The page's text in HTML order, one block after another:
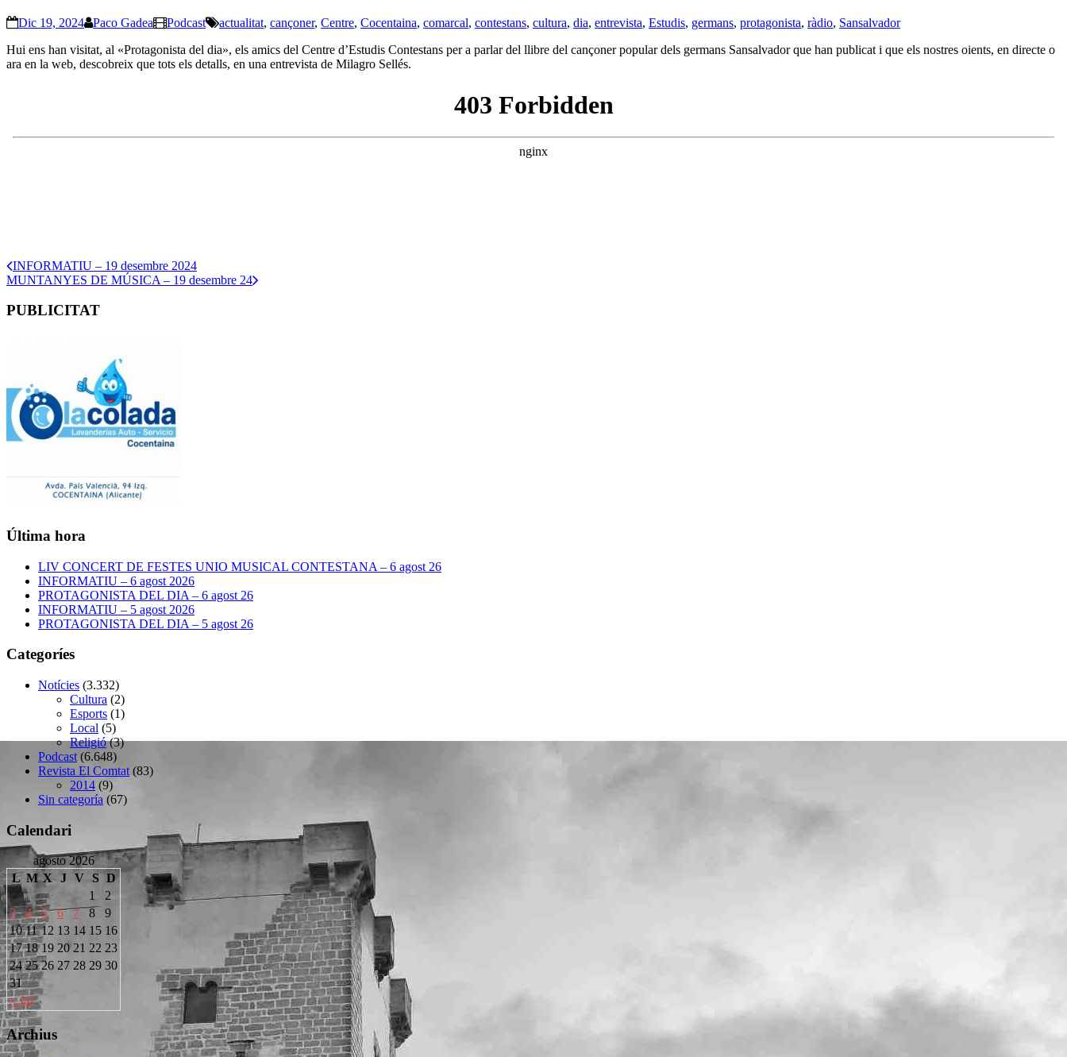
Dic 19, 2024 Paco Gadea Podcast actualitat, cançoner, Centre, Cocentaina, comarcal, contestans, cultura, dia, entrevista, Estudis, germans, protagonista, ràdio, Sansalvador
Hui ens han visitat, al «Protagonista del dia», els amics del Centre d’Estudis Contestans per a parlar del llibre del cançoner popular dels germans Sansalvador que han publicat i que els nostres oients, en directe o
ara en la web, descobreix que tots els detalls, en una entrevista de Milagro Sellés.
INFORMATIU – 19 desembre 2024
MUNTANYES DE MÚSICA – 19 desembre 24
PUBLICITAT
Última hora
LIV CONCERT DE FESTES UNIO MUSICAL CONTESTANA – 6 agost 26
INFORMATIU – 6 agost 2026
PROTAGONISTA DEL DIA – 6 agost 26
INFORMATIU – 5 agost 2026
PROTAGONISTA DEL DIA – 5 agost 26
Categoríes
Notícies (3.332)
Cultura (2)
Esports (1)
Local (5)
Religió(3)
Podcast (6.648)
Revista El Comtat (83)
2014 (9)
Sin categoría (67)
Calendari
agosto 2026
L M X J V S D
« Jul
1
2
3
4 5 6 7 8
9
10 11 12 13 14 15 16
17 18 19 20 21 22 23
24 25 26 27 28 29 30
31
Archius